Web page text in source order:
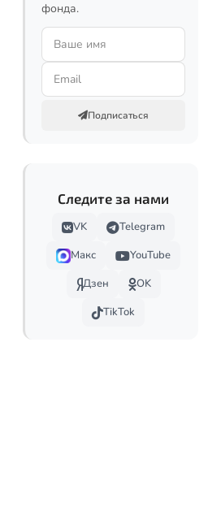
фонда.
Подписаться
Следите за нами
VK
Telegram
Макс
YouTube
Дзен
OK
TikTok